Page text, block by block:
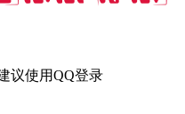
议使用QQ登录